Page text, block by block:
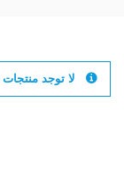
لا توجد